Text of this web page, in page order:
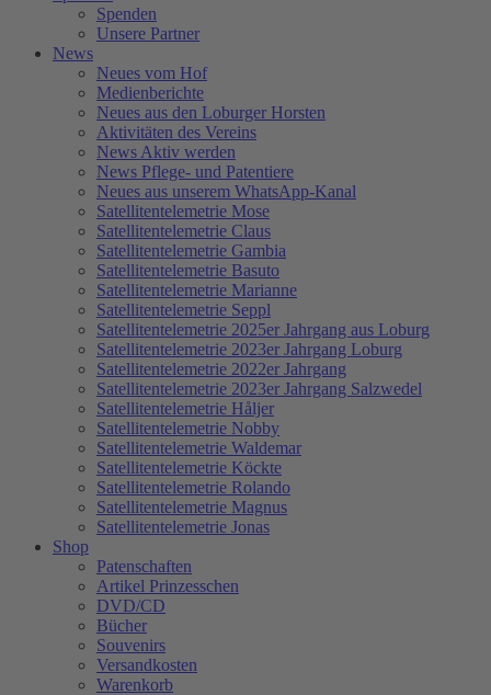
Spenden
Unsere Partner
News
Neues vom Hof
Medienberichte
Neues aus den Loburger Horsten
Aktivitäten des Vereins
News Aktiv werden
News Pflege- und Patentiere
Neues aus unserem WhatsApp-Kanal
Satellitentelemetrie Mose
Satellitentelemetrie Claus
Satellitentelemetrie Gambia
Satellitentelemetrie Basuto
Satellitentelemetrie Marianne
Satellitentelemetrie Seppl
Satellitentelemetrie 2025er Jahrgang aus Loburg
Satellitentelemetrie 2023er Jahrgang Loburg
Satellitentelemetrie 2022er Jahrgang
Satellitentelemetrie 2023er Jahrgang Salzwedel
Satellitentelemetrie Håljer
Satellitentelemetrie Nobby
Satellitentelemetrie Waldemar
Satellitentelemetrie Köckte
Satellitentelemetrie Rolando
Satellitentelemetrie Magnus
Satellitentelemetrie Jonas
Shop
Patenschaften
Artikel Prinzesschen
DVD/CD
Bücher
Souvenirs
Versandkosten
Warenkorb